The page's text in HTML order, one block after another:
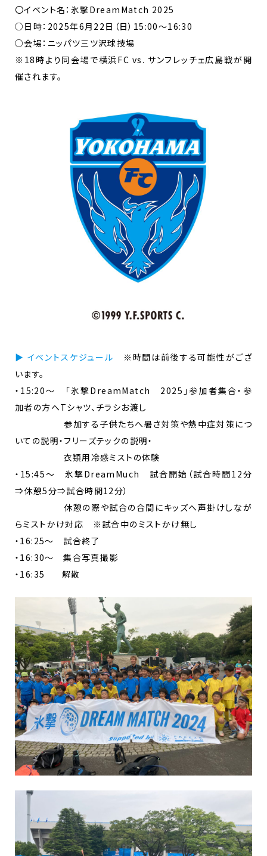
〇イベント名：氷撃DreamMatch 2025
○日時：2025年6月22日（日）15:00～16:30
○会場：ニッパツ三ツ沢球技場
※18時より同会場で横浜FC vs. サンフレッチェ広島戦が開
催されます。
▶ イベントスケジュール ※時間は前後する可能性がござ
います。
・15:20～ 「氷撃DreamMatch 2025」参加者集合・参
加者の方へTシャツ、チラシお渡し
参加する子供たちへ暑さ対策や熱中症対策につ
いての説明・フリーズテックの説明・
衣類用冷感ミストの体験
・15:45～ 氷撃DreamMuch 試合開始（試合時間12分
⇒休憩5分⇒試合時間12分）
休憩の際や試合の合間にキッズへ声掛けしなが
らミストかけ対応 ※試合中のミストかけ無し
・16:25～ 試合終了
・16:30～ 集合写真撮影
・16:35 解散